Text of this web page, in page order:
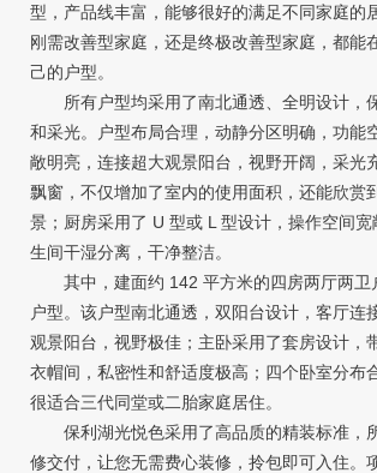
型，产品线丰富，能够很好的满足不同家庭的
刚需改善型家庭，还是终极改善型家庭，都能
己的户型。
所有户型均采用了南北通透、全明设计，
和采光。户型布局合理，动静分区明确，功能
敞明亮，连接超大观景阳台，视野开阔，采光
飘窗，不仅增加了室内的使用面积，还能欣赏
景；厨房采用了 U 型或 L 型设计，操作空间宽
生间干湿分离，干净整洁。
其中，建面约 142 平方米的四房两厅两卫
户型。该户型南北通透，双阳台设计，客厅连
观景阳台，视野极佳；主卧采用了套房设计，
衣帽间，私密性和舒适度极高；四个卧室分布
很适合三代同堂或二胎家庭居住。
保利湖光悦色采用了高品质的精装标准，
修交付，让您无需费心装修，拎包即可入住。